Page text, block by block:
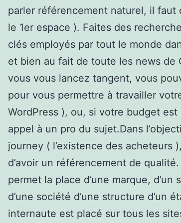
parler référencement naturel, il faut
le 1er espace ). Faites des
clés employés par tout le monde
et bien au fait de toute les news de
vous vous lancez tangent, vous
pour vous permettre à travailler
WordPress ), ou, si votre budget
appel à un pro du sujet.Dans
journey ( l’existence des acheteurs
d’avoir un référencement de
permet la place d’une marque, d’un
d’une société d’une structure d’un
internaute est placé sur tous les